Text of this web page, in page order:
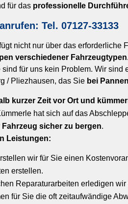
für das professionelle
Tel. 07127-33133
nicht nur über das
verschiedener Fahrzeugtypen
sind für uns kein Problem. Wir
/ Pliezhausen, das Sie bei
kurzer Zeit vor Ort und
hat sich auf das
sicher zu bergen.
Leistungen:
wir für Sie einen
erstellen.
Reparaturarbeiten erledigen
für Sie die oft zeitaufwändige